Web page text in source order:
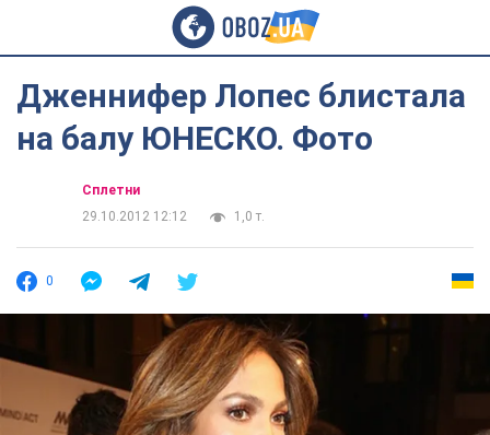
Дженнифер Лопес блистала
на балу ЮНЕСКО. Фото
Сплетни
29.10.2012 12:12
1,0 т.
0